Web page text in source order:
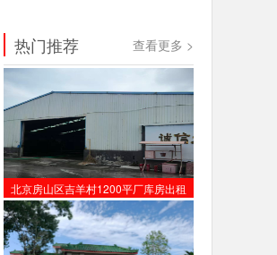
热门推荐 查看更多 >
北京房山区吉羊村1200平厂库房出租